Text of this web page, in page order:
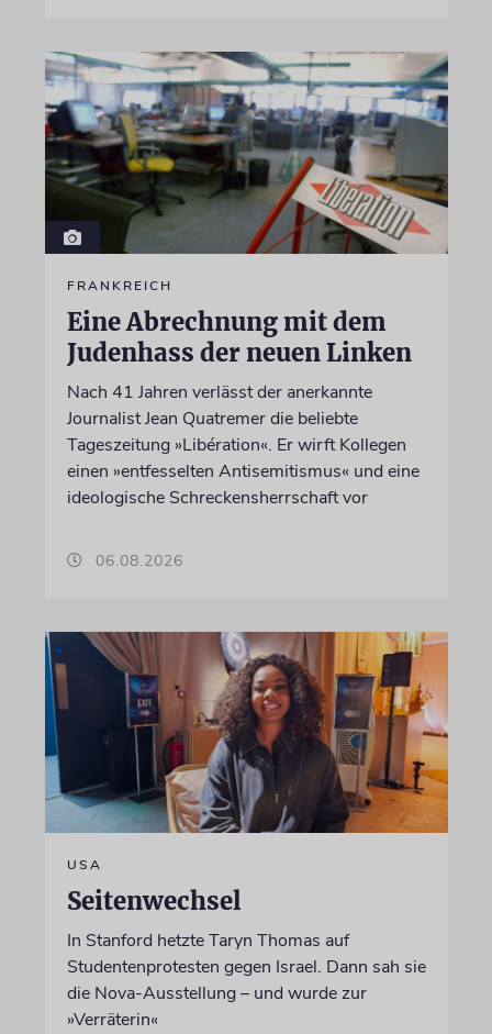
FRANKREICH
Eine Abrechnung mit dem
Judenhass der neuen Linken
Nach 41 Jahren verlässt der anerkannte
Journalist Jean Quatremer die beliebte
Tageszeitung »Libération«. Er wirft Kollegen
einen »entfesselten Antisemitismus« und eine
ideologische Schreckensherrschaft vor
06.08.2026
USA
Seitenwechsel
In Stanford hetzte Taryn Thomas auf
Studentenprotesten gegen Israel. Dann sah sie
die Nova-Ausstellung – und wurde zur
»Verräterin«